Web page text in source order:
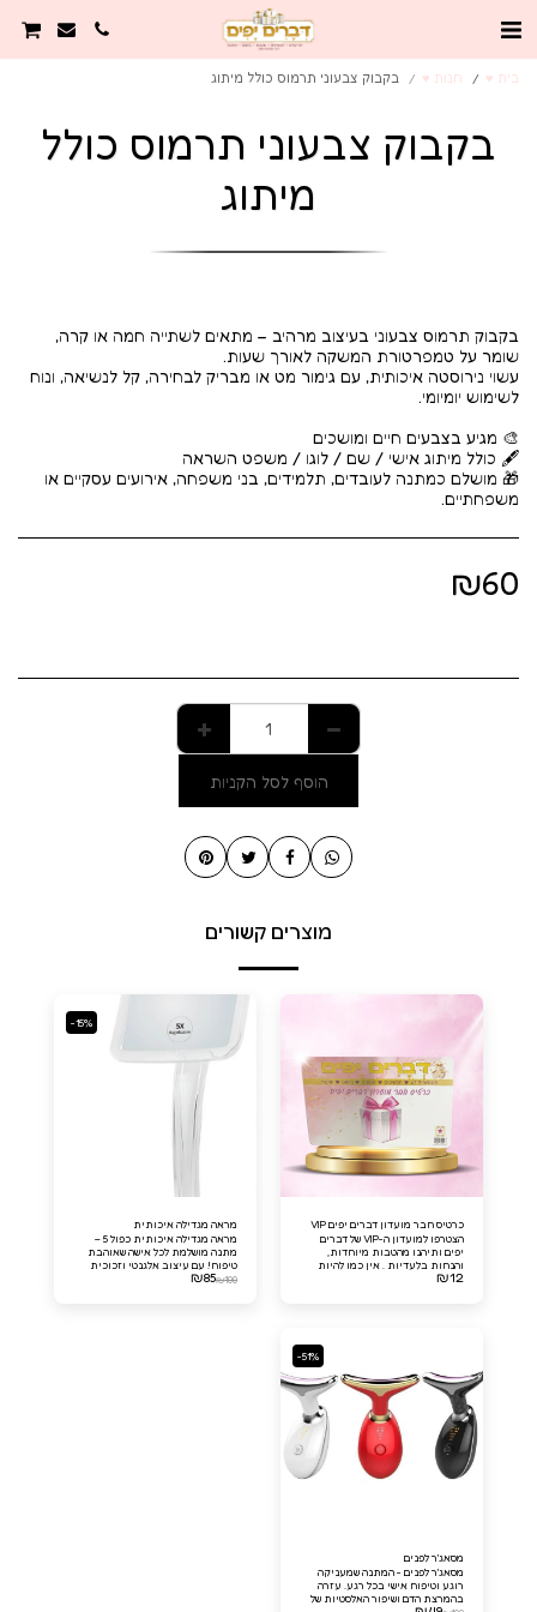
בית ♥️ חנות ♥️ בקבוק צבעוני תרמוס כולל מיתוג
בקבוק צבעוני תרמוס כולל
מיתוג
בקבוק תרמוס צבעוני בעיצוב מרהיב – מתאים לשתייה חמה או קרה,
עשוי נירוסטה איכותית, עם גימור מט או מבריק לבחירה, קל לנשיאה, ונוח
🎁 מושלם כמתנה לעובדים, תלמידים, בני משפחה, אירועים עסקיים או
משפחתיים.
₪60
הוסף לסל הקניות
מוצרים קשורים
כרטיס חבר מועדון דברים יפים VIP
הצטרפו למועדון ה-VIP של דברים
יפים ותיהנו מהטבות מיוחדות,
והנחות בלעדיות . אין כמו להיות
חבר מועדון דברים יפים VIP!
₪12
-15%
מראה מגדילה איכותית
מראה מגדילה איכותית כפול 5 –
מתנה מושלמת לכל אישה שאוהבת
טיפוח! עם עיצוב אלגנטי וזכוכית
איכותית, המראה הזו מציעה הגדלה
₪100
₪85
-51%
מסאג'ר לפנים
מסאג'ר לפנים - המתנה שמעניקה
רוגע וטיפוח אישי בכל רגע. עזרה
בהמרצת הדם ושיפור האלסטיות של